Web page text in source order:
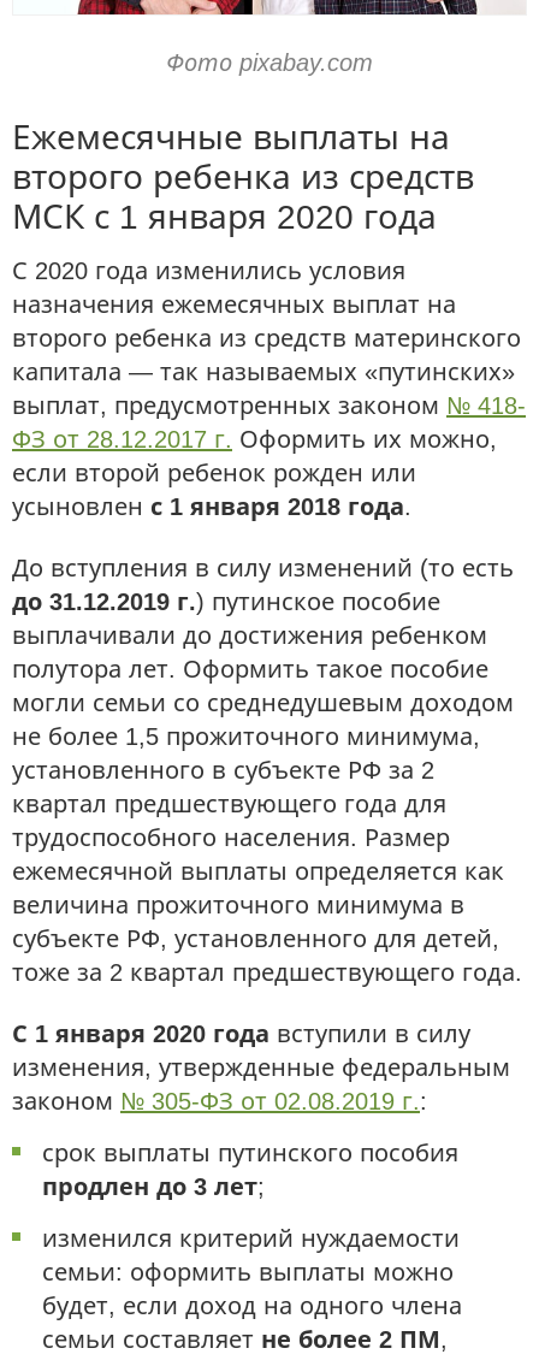
Фото pixabay.com
Ежемесячные выплаты на
второго ребенка из средств
МСК с 1 января 2020 года
С 2020 года изменились условия
назначения ежемесячных выплат на
второго ребенка из средств материнского
капитала — так называемых «путинских»
выплат, предусмотренных законом № 418-
ФЗ от 28.12.2017 г. Оформить их можно,
если второй ребенок рожден или
усыновлен с 1 января 2018 года.
До вступления в силу изменений (то есть
до 31.12.2019 г.) путинское пособие
выплачивали до достижения ребенком
полутора лет. Оформить такое пособие
могли семьи со среднедушевым доходом
не более 1,5 прожиточного минимума,
установленного в субъекте РФ за 2
квартал предшествующего года для
трудоспособного населения. Размер
ежемесячной выплаты определяется как
величина прожиточного минимума в
субъекте РФ, установленного для детей,
тоже за 2 квартал предшествующего года.
С 1 января 2020 года вступили в силу
изменения, утвержденные федеральным
законом № 305-ФЗ от 02.08.2019 г.:
срок выплаты путинского пособия
продлен до 3 лет;
изменился критерий нуждаемости
семьи: оформить выплаты можно
будет, если доход на одного члена
семьи составляет не более 2 ПМ,